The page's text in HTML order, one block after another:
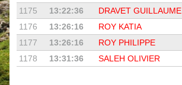
1175
13:22:36 DRAVET GUILLAUME
1176
13:26:16
ROY KATIA
1177
13:26:16
ROY PHILIPPE
1178
13:31:36 SALEH OLIVIER